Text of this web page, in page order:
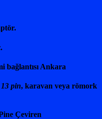
.
bağlantısı Ankara
13 pin, karavan veya römork
Çeviren